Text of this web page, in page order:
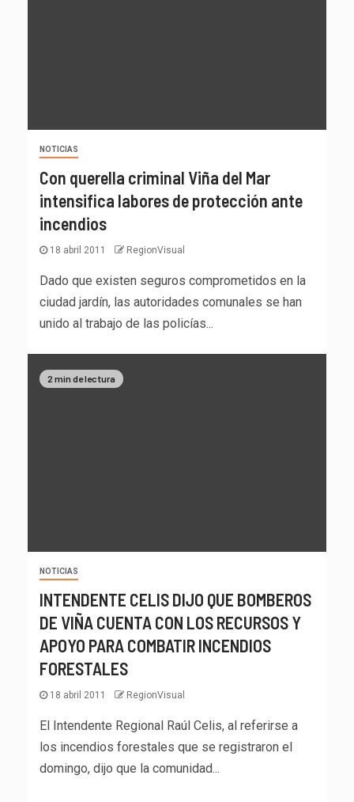
NOTICIAS
Con querella criminal Viña del Mar
intensifica labores de protección ante
incendios
18 abril 2011 RegionVisual
Dado que existen seguros comprometidos en la
ciudad jardín, las autoridades comunales se han
unido al trabajo de las policías...
2 min de lectura
NOTICIAS
INTENDENTE CELIS DIJO QUE BOMBEROS
DE VIÑA CUENTA CON LOS RECURSOS Y
APOYO PARA COMBATIR INCENDIOS
FORESTALES
18 abril 2011 RegionVisual
El Intendente Regional Raúl Celis, al referirse a
los incendios forestales que se registraron el
domingo, dijo que la comunidad...